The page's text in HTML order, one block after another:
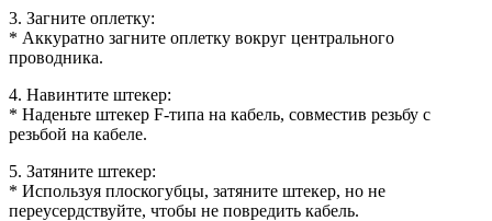
3. Загните оплетку:
* Аккуратно загните оплетку вокруг центрального
проводника.
4. Навинтите штекер:
* Наденьте штекер F-типа на кабель, совместив резьбу с
резьбой на кабеле.
5. Затяните штекер:
* Используя плоскогубцы, затяните штекер, но не
переусердствуйте, чтобы не повредить кабель.